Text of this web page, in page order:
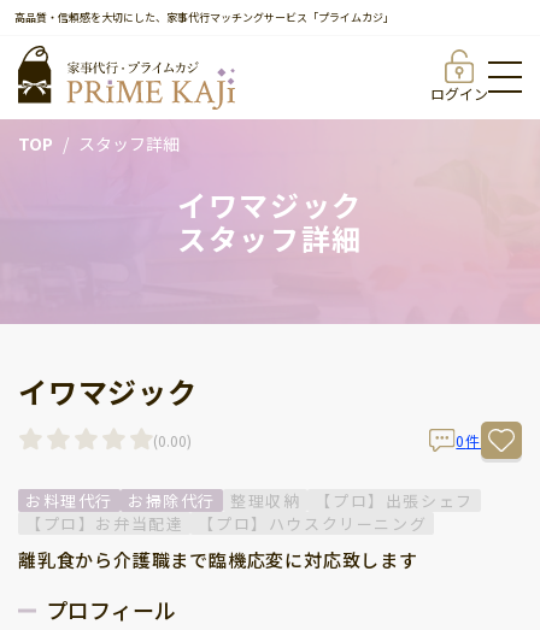
高品質・信頼感を大切にした、家事代行マッチングサービス「プライムカジ」
ログイン
TOP スタッフ詳細
イワマジック
スタッフ詳細
イワマジック
(0.00) 0件
お料理代行 お掃除代行 整理収納
【プロ】出張シェフ
【プロ】お弁当配達
【プロ】ハウスクリーニング
離乳食から介護職まで臨機応変に対応致します
プロフィール